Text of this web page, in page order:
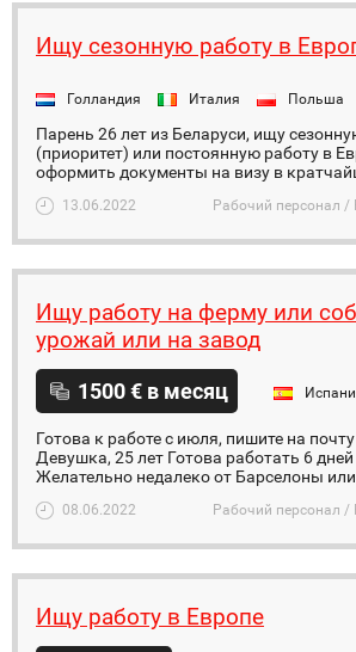
Ищу сезонную работу в
Голландия Италия Польша
Парень 26 лет из Беларуси, ищу
(приоритет) или постоянную работу в
оформить документы на визу в
13.06.2022 Рабочий персонал
Ищу работу на ферму или
урожай или на завод
1500 € в месяц
Готова к работе с июля, пишите на
Девушка, 25 лет Готова работать 6
Желательно недалеко от Барселоны
08.06.2022 Рабочий персонал
Ищу работу в Европе